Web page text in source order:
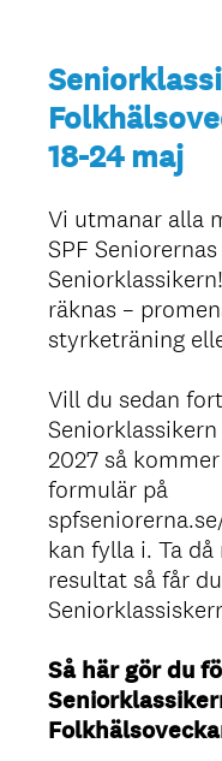
18-24 maj
Vi utmanar alla
SPF
räknas –
styrketräning
Vill du sedan
2027 så
formulär på
kan fylla i. Ta
resultat så får
Så här gör du